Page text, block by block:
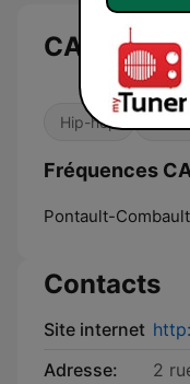
CARAIBES
Hip-hop
Fréquences
Pontault-
Contacts
Site internet
Adresse:
2